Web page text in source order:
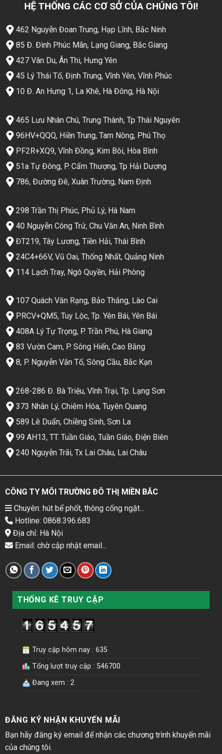
HỆ THỐNG CÁC CƠ SỞ CỦA CHÚNG TÔI!
462 Nguyễn Đoan Trung, Hạp Lĩnh, Bắc Ninh
85 Đ. Đình Phúc Mãn, Lạng Giang, Bắc Giang
427 Vân Du, Ân Thi, Hưng Yên
45 Lý Thái Tổ, Định Trung, Vĩnh Yên, Vĩnh Phúc
10 Đ. An Hưng 1, La Khê, Hà Đông, Hà Nội
465 Lưu Nhân Chú, Trung Thành, Tp Thái Nguyên
96HV+QQQ, Hiền Trung, Tam Nông, Phú Thọ
PF2R+XQ9, Vĩnh Đồng, Kim Bôi, Hòa Bình
51a Tự Đông, P. Cẩm Thượng, Tp Hải Dương
786, Đường Đê, Xuân Trường, Nam Định
298 Trần Thị Phúc, Phủ Lý, Hà Nam
40 Nguyễn Công Trứ, Chu Văn An, Ninh Bình
ĐT219, Tây Lương, Tiền Hải, Thái Bình
24C4+66V, Vũ Oai, Thống Nhất, Quảng Ninh
114 Lạch Tray, Ngô Quyền, Hải Phòng
107 Quách Văn Rạng, Bảo Thắng, Lào Cai
PRCV+QM5, Tuy Lộc, Tp. Yên Bái, Yên Bái
408A Lý Tự Trọng, P. Trần Phú, Hà Giang
83 Vườn Cam, P. Sông Hiến, Cao Bằng
8, P. Nguyễn Văn Tố, Sông Cầu, Bắc Kạn
268-286 Đ. Bà Triệu, Vĩnh Trại, Tp. Lạng Sơn
373 Nhân Lý, Chiêm Hóa, Tuyên Quang
589 Lê Duẩn, Chiềng Sinh, Sơn La
99 AH13, TT. Tuần Giáo, Tuần Giáo, Điện Biên
240 Nguyễn Trãi, Tx Lai Châu, Lai Châu
CÔNG TY MÔI TRƯỜNG ĐÔ THỊ MIỀN BẮC
Chuyên: hút bể phốt, thông cống ngặt...
Hotline: 0868.396.683
Địa chỉ: Hà Nội
Email: chờ cập nhật email...
THỐNG KÊ TRUY CẬP
Truy cập hôm nay : 635
Tổng lượt truy cập : 546700
Đang xem : 2
ĐĂNG KÝ NHẬN KHUYẾN MÃI
Bạn hãy đăng ký email để nhận các chương trình khuyến mãi
của chúng tôi.